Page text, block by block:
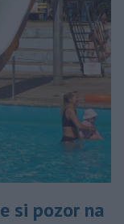
si pozor na